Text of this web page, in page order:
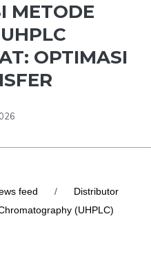
METODE
OPTIMASI
feed /
Distributor
(UHPLC)